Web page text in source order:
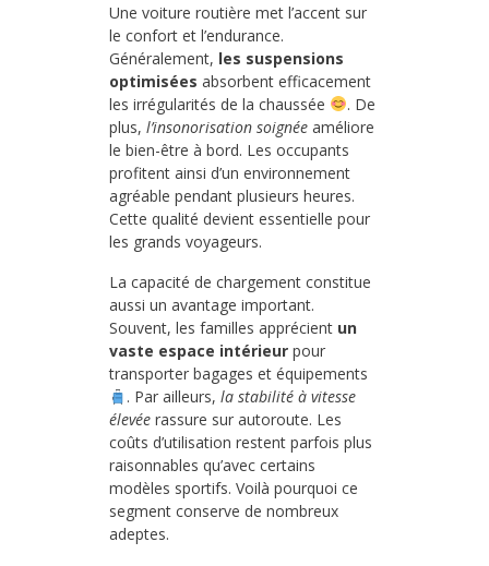
Une voiture routière met l’accent sur
le confort et l’endurance.
Généralement, les suspensions
optimisées absorbent efficacement
les irrégularités de la chaussée
. De
plus, l’insonorisation soignée améliore
le bien-être à bord. Les occupants
profitent ainsi d’un environnement
agréable pendant plusieurs heures.
Cette qualité devient essentielle pour
les grands voyageurs.
La capacité de chargement constitue
aussi un avantage important.
Souvent, les familles apprécient un
vaste espace intérieur pour
transporter bagages et équipements
. Par ailleurs, la stabilité à vitesse
élevée rassure sur autoroute. Les
coûts d’utilisation restent parfois plus
raisonnables qu’avec certains
modèles sportifs. Voilà pourquoi ce
segment conserve de nombreux
adeptes.